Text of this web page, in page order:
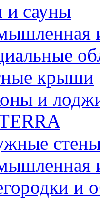
и сауны
крыши
и
и